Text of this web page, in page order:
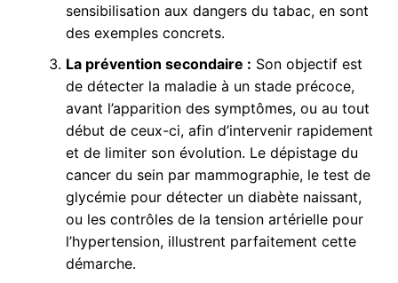
sensibilisation aux dangers du tabac, en sont
des exemples concrets.
La prévention secondaire : Son objectif est
de détecter la maladie à un stade précoce,
avant l’apparition des symptômes, ou au tout
début de ceux-ci, afin d’intervenir rapidement
et de limiter son évolution. Le dépistage du
cancer du sein par mammographie, le test de
glycémie pour détecter un diabète naissant,
ou les contrôles de la tension artérielle pour
l’hypertension, illustrent parfaitement cette
démarche.